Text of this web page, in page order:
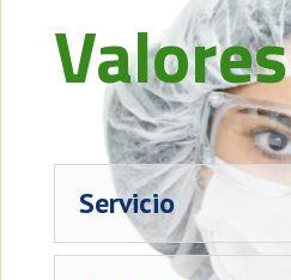
Valores
Servicio